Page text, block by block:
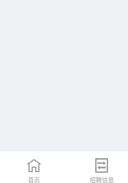
首页 招聘信息